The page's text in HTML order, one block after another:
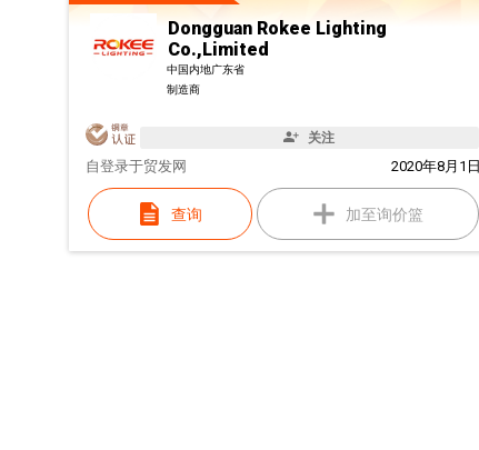
Dongguan Rokee Lighting
Co.,Limited
中国内地广东省
制造商
关注
自 2020年8月1日
登录于贸发网
查询 加至询价篮